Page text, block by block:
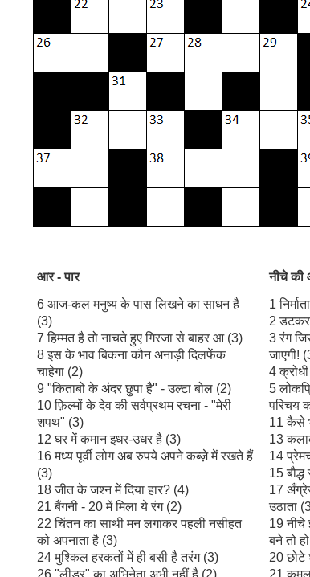
आर - पार
6 आज-कल मनुष्य के पास लिखने का साधन है
(3)
7 हिम्मत है तो नाचते हुए गिरजा से बाहर आ (3)
8 इस के भाव बिकना कौन अनाड़ी दिलफेंक
चाहेगा (2)
9 "किताबों के अंदर छुपा है" - उल्टा बोल (2)
10 फ़िल्मों के देव की सर्वप्रथम रचना - "मेरी
शपथ" (3)
12 घर में कमान इधर-उधर है (3)
16 मध्य पूर्वी लोग अब रुपये अपने कब्ज़े में रखते हैं
(3)
18 जीत के जश्न में दिया हार? (4)
21 बैंगनी - 20 में मिला ये रंग (2)
22 चिंतन का साथी मन लगाकर पहली नसीहत
को अपनाता है (3)
24 मुश्किल हरकतों में ही बसी है तरंग (3)
26 "लीडर" का अभिनेता अभी नहीं है (2)
नीचे की
1
2 डटकर
3 रंग
जाएगी!
4
5
परिचय
11 कैसे
13
14
15
17
उठाता
19
बने तो
20 छोटे
21